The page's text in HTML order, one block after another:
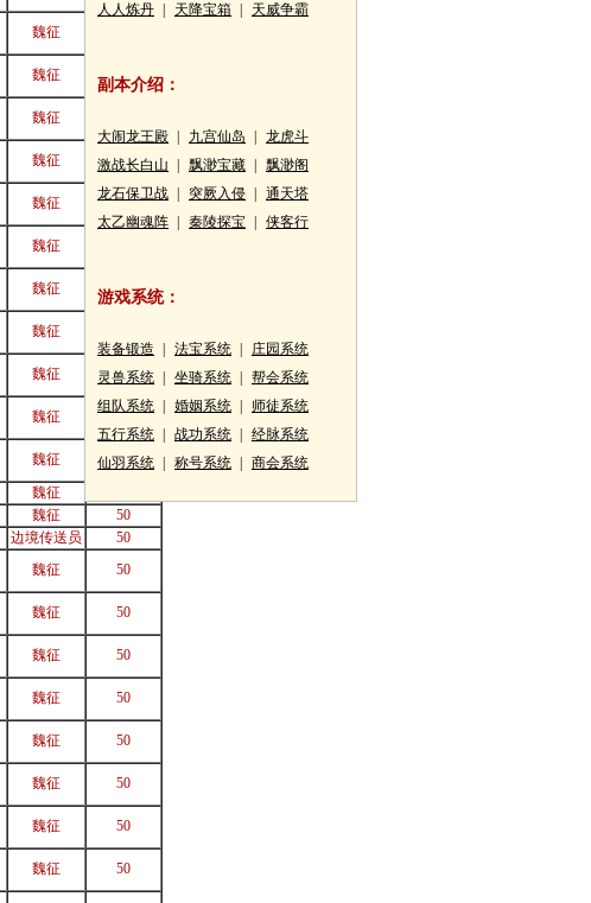
魏征
魏征 50
魏征
魏征 50
魏征 50
魏征
魏征 50
魏征
魏征 50
魏征 50
魏征
50
魏征
魏征
50
边境传送员
50
魏征 50
魏征 50
魏征 50
魏征 50
魏征 50
魏征 50
魏征 50
魏征 50
人人炼丹
天降宝箱 天威争霸
副本介绍：
大闹龙王殿 九宫仙岛
龙虎斗
激战长白山
飘渺宝藏
飘渺阁
龙石保卫战
突厥入侵
通天塔
太乙幽魂阵
秦陵探宝 侠客行
游戏系统：
装备锻造 法宝系统
庄园系统
灵兽系统
坐骑系统
帮会系统
组队系统
婚姻系统
师徒系统
五行系统
战功系统
经脉系统
仙羽系统
称号系统 商会系统